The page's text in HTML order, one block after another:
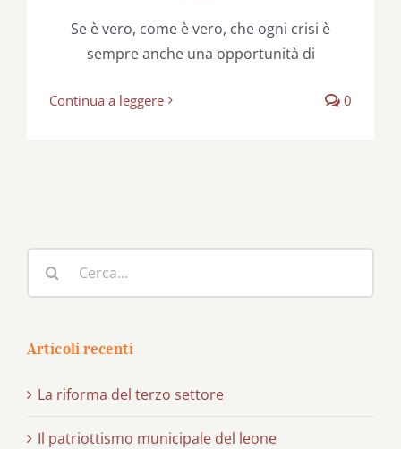
Se è vero, come è vero, che ogni crisi è
sempre anche una opportunità di
Continua a leggere 0
per:
Articoli recenti
La riforma del terzo settore
Il patriottismo municipale del leone